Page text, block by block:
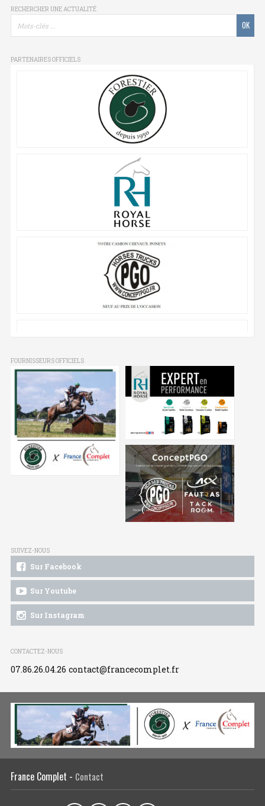
RECHERCHER UNE ACTUALITÉ
PARTENAIRES OFFICIELS
FOURNISSEURS OFFICIELS
SUIVEZ-NOUS
Sur Facebook
Sur Youtube
Sur Instagram
CONTACTEZ-NOUS
07.86.26.04.26 contact@francecomplet.fr
France Complet - Contact